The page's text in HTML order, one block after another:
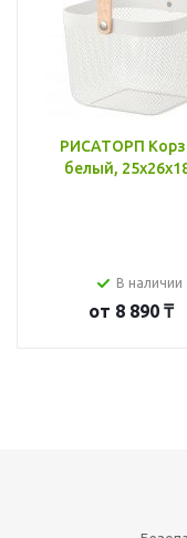
РИСАТОРП
белый,
В наличии
от 8 890 ₸